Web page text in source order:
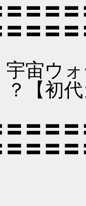
〓〓〓
〓〓
宙ウォ
【初
〓〓〓
〓〓